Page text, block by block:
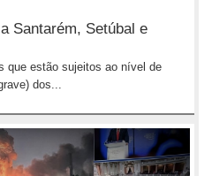
Santarém, Setúbal e
que estão sujeitos ao nível de
dos...